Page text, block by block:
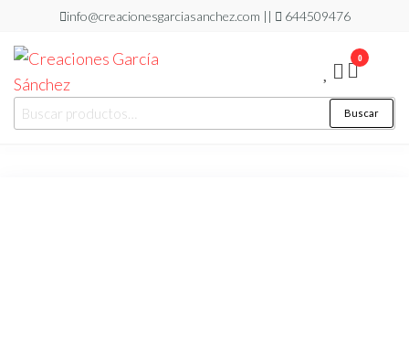
contenido
info@creacionesgarciasanchez.com || 644509476
Creaciones
García
regalos
personalizados
por:
Buscar
0